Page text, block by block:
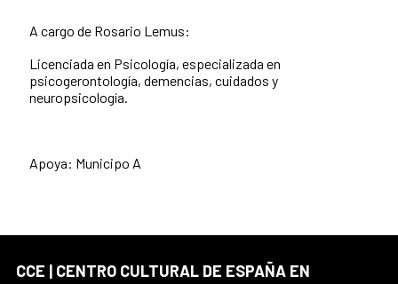
A cargo de Rosario Lemus:
Licenciada en Psicología, especializada en
psicogerontología, demencias, cuidados y
neuropsicología.
Apoya: Municipo A
CCE | CENTRO CULTURAL DE ESPAÑA EN